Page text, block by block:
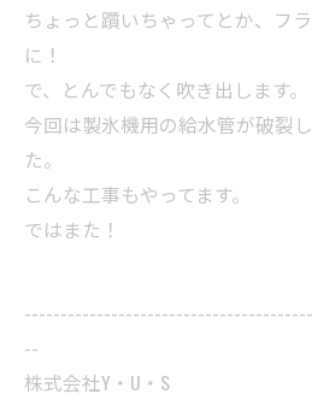
ちょっと躓いちゃってとか、フ
に！
で、とんでもなく吹き出します。
今回は製氷機用の給水管が破裂
た。
こんな工事もやってます。
ではまた！
--
株式会社Y・U・S